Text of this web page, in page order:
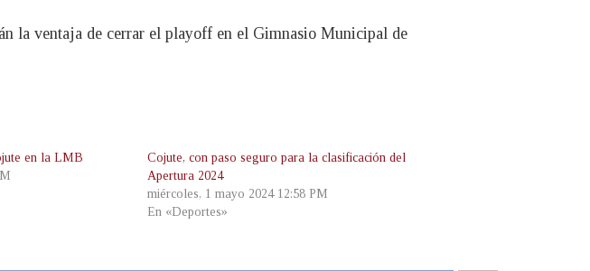
la ventaja de cerrar el playoff en el Gimnasio Municipal de
en la LMB
Cojute, con paso seguro para la clasificación del
Apertura 2024
miércoles, 1 mayo 2024 12:58 PM
En «Deportes»